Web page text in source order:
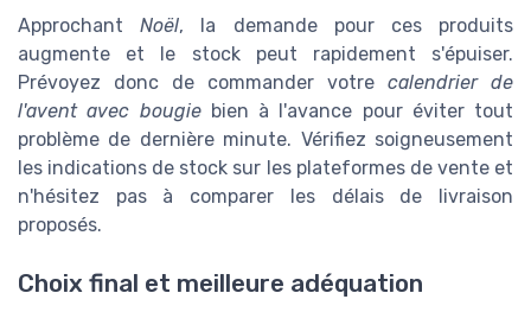
ApprochantNoël, la demande pour ces produits
augmente et le stock peut rapidement s'épuiser.
Prévoyez donc de commander votre calendrier de
l'avent avec bougiebien à l'avance pour éviter tout
problème de dernière minute. Vérifiez soigneusement
les indications de stock sur les plateformes de vente et
n'hésitez pas à comparer les délais de livraison
proposés.
Choix final et meilleure adéquation